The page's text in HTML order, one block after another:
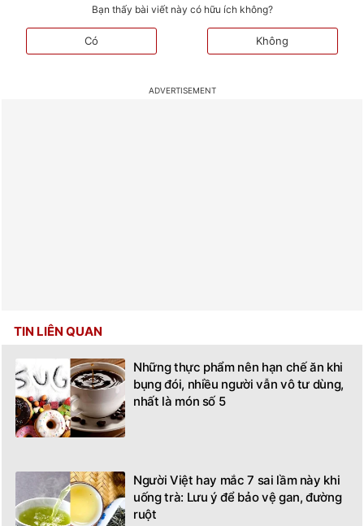
Bạn thấy bài viết này có hữu ích không?
Có Không
TIN LIÊN QUAN
Những thực phẩm nên hạn chế ăn khi
bụng đói, nhiều người vẫn vô tư dùng,
nhất là món số 5
Người Việt hay mắc 7 sai lầm này khi
uống trà: Lưu ý để bảo vệ gan, đường
ruột